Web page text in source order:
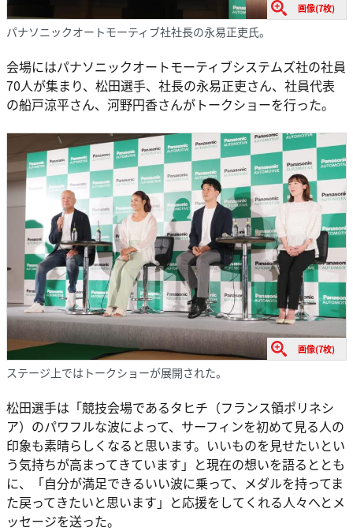
画像(7枚)
パナソニックオートモーティブ社社長の永易正吏氏。
会場にはパナソニックオートモーティブシステムズ社の社員
70人が集まり、松田選手、社長の永易正吏さん、社員代表
の船戸涼平さん、河野円香さんがトークショーを行った。
画像(7枚)
ステージ上ではトークショーが展開された。
松田選手は「競技会場であるタヒチ（フランス領ポリネシ
ア）のパワフルな波によって、サーフィンを初めて見る人の
印象も素晴らしくなると思います。いいものを見せたいとい
う気持ちが高まってきています」と現在の想いを語るととも
に、「自分が満足できるいい波に乗って、メダルを持ってま
た戻ってきたいと思います」と応援をしてくれる人々へとメ
ッセージを送った。